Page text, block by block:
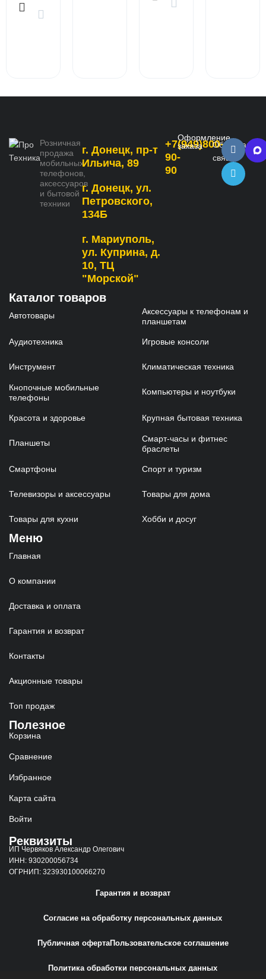
Розничная
продажа
мобильных
телефонов,
аксессуаров
и бытовой
техники
г. Донецк, пр-т
Ильича, 89
г. Донецк, ул.
Петровского,
134Б
г. Мариуполь,
ул. Куприна, д.
10, ТЦ
"Морской"
+7(949)800-
90-
90
Оформление
заказа
Обратная
связь
Каталог товаров
Автотовары
Аксессуары к телефонам и
планшетам
Аудиотехника Игровые консоли
Инструмент Климатическая техника
Кнопочные мобильные
телефоны
Компьютеры и ноутбуки
Красота и здоровье Крупная бытовая техника
Планшеты
Смарт-часы и фитнес
браслеты
Смартфоны Спорт и туризм
Телевизоры и аксессуары Товары для дома
Товары для кухни Хобби и досуг
Меню
Главная
О компании
Доставка и оплата
Гарантия и возврат
Контакты
Акционные товары
Топ продаж
Полезное
Корзина
Сравнение
Избранное
Карта сайта
Войти
Реквизиты
ИП Червяков Александр Олегович
ИНН: 930200056734
ОГРНИП: 323930100066270
Гарантия и возврат
Согласие на обработку персональных данных
Публичная офертаПользовательское соглашение
Политика обработки персональных данных